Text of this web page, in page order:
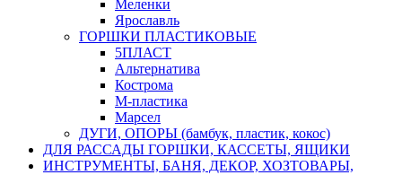
Меленки
Ярославль
ГОРШКИ ПЛАСТИКОВЫЕ
5ПЛАСТ
Альтернатива
Кострома
М-пластика
Марсел
ДУГИ, ОПОРЫ (бамбук, пластик, кокос)
ДЛЯ РАССАДЫ ГОРШКИ, КАССЕТЫ, ЯЩИКИ
ИНСТРУМЕНТЫ, БАНЯ, ДЕКОР, ХОЗТОВАРЫ,